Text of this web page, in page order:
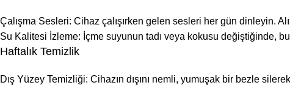
Çalışma Sesleri: Cihaz çalışırken gelen sesleri her gün dinleyin.
Su Kalitesi İzleme: İçme suyunun tadı veya kokusu değiştiğinde,
Haftalık Temizlik
Dış Yüzey Temizliği: Cihazın dışını nemli, yumuşak bir bezle